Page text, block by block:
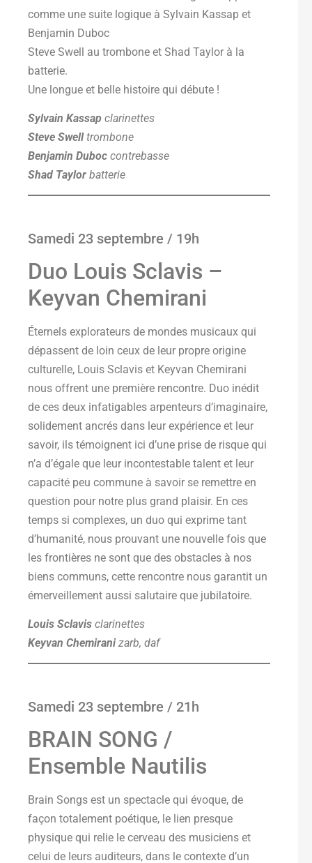
comme une suite logique à Sylvain Kassap et
Benjamin Duboc
Steve Swell au trombone et Shad Taylor à la
batterie.
Une longue et belle histoire qui débute !
Sylvain Kassap clarinettes
Steve Swelltrombone
Benjamin Duboc contrebasse
Shad Taylor batterie
Samedi 23 septembre / 19h
Duo Louis Sclavis –
Keyvan Chemirani
Éternels explorateurs de mondes musicaux qui
dépassent de loin ceux de leur propre origine
culturelle, Louis Sclavis et Keyvan Chemirani
nous offrent une première rencontre. Duo inédit
de ces deux infatigables arpenteurs d’imaginaire,
solidement ancrés dans leur expérience et leur
savoir, ils témoignent ici d’une prise de risque qui
n’a d’égale que leur incontestable talent et leur
capacité peu commune à savoir se remettre en
question pour notre plus grand plaisir. En ces
temps si complexes, un duo qui exprime tant
d’humanité, nous prouvant une nouvelle fois que
les frontières ne sont que des obstacles à nos
biens communs, cette rencontre nous garantit un
émerveillement aussi salutaire que jubilatoire.
Louis Sclavis clarinettes
Keyvan Chemiranizarb, daf
Samedi 23 septembre / 21h
BRAIN SONG /
Ensemble Nautilis
Brain Songs est un spectacle qui évoque, de
façon totalement poétique, le lien presque
physique qui relie le cerveau des musiciens et
celui de leurs auditeurs, dans le contexte d’un